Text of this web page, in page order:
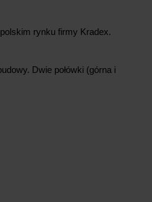
rynku firmy Kradex.
Dwie połówki (górna i